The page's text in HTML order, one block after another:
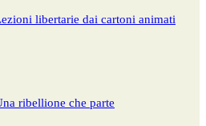
libertarie dai cartoni animati
ribellione che parte